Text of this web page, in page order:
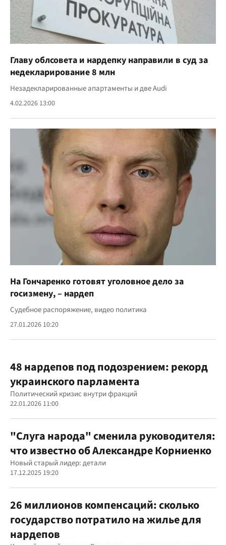
Главу облсовета и нардепку направили в суд за
недекларирование 8 млн
Незадекларированные апартаменты и две Audi
4.02.2026 13:00
На Гончаренко готовят уголовное дело за
госизмену, – нардеп
Судебное распоряжение, видео политика
27.01.2026 10:20
48 нардепов под подозрением: рекорд
украинского парламента
Политический кризис внутри фракций
22.01.2026 11:00
"Слуга народа" сменила руководителя:
что известно об Александре Корниенко
Новый старый лидер: детали
17.12.2025 19:20
26 миллионов компенсаций: сколько
государство потратило на жилье для
нардепов